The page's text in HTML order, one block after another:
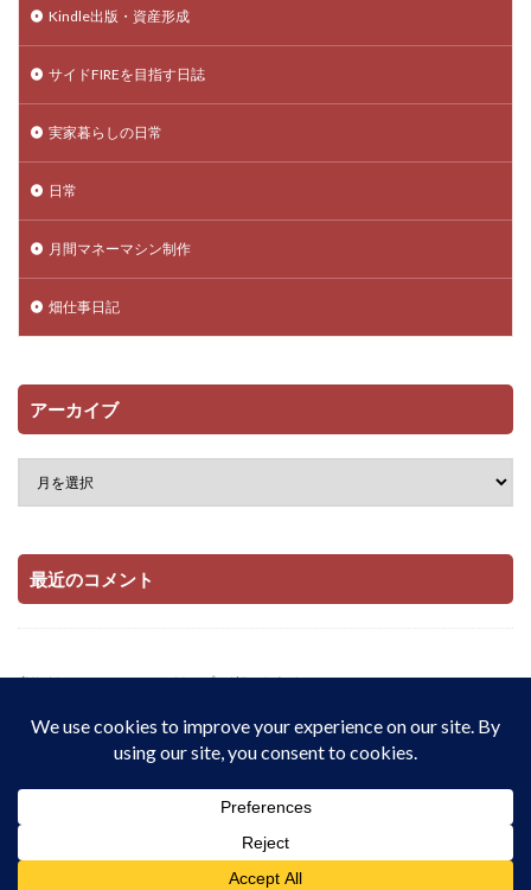
Kindle出版・資産形成
サイドFIREを目指す日誌
実家暮らしの日常
日常
月間マネーマシン制作
畑仕事日記
アーカイブ
最近のコメント
当サイトはAmazonアソシエイト・プログラムおよび
配当とインデックス投資でサイドFIREをしたい私の記
録 | 在宅・実家暮らし・月8.9万円から資産1,909万円.